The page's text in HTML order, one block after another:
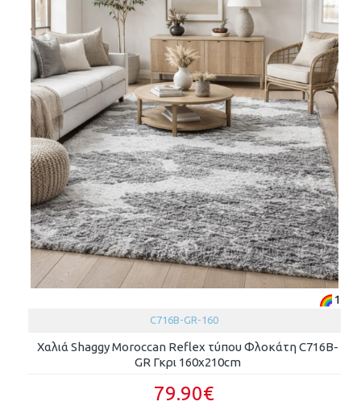
1
C716B-GR-160
Χαλιά Shaggy Moroccan Reflex τύπου Φλοκάτη C716B-
GR Γκρι 160x210cm
79.90€